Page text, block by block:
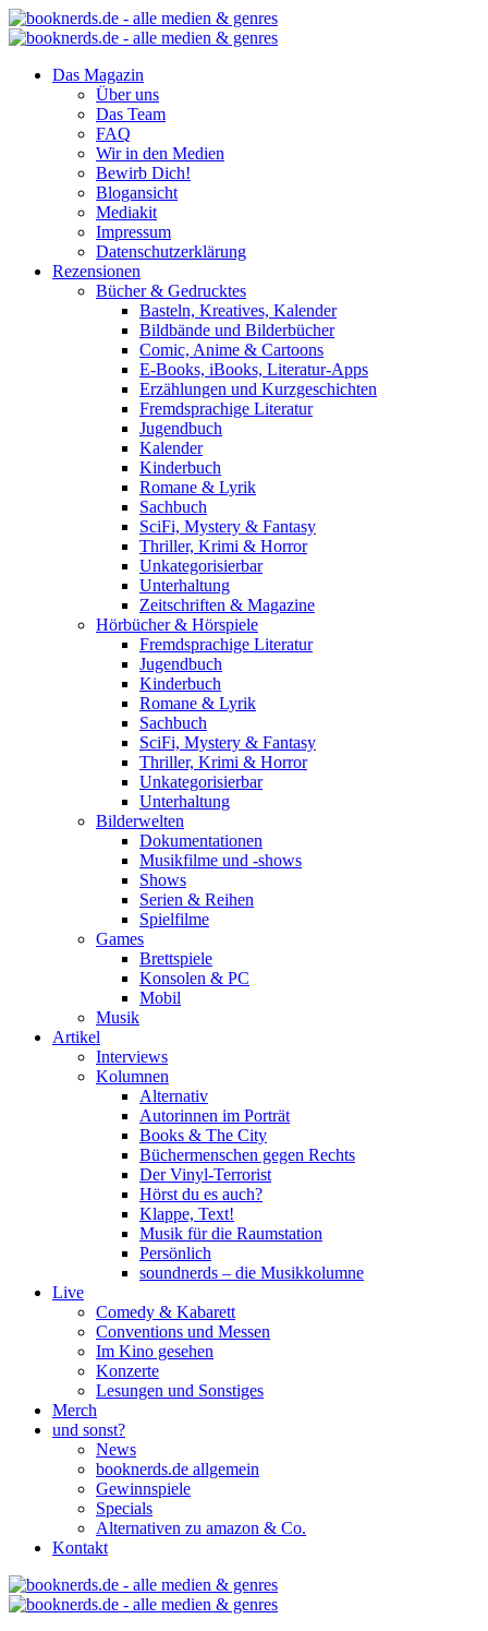
Das Magazin
Über uns
Das Team
FAQ
Wir in den Medien
Bewirb Dich!
Blogansicht
Mediakit
Impressum
Datenschutzerklärung
Rezensionen
Bücher & Gedrucktes
Basteln, Kreatives, Kalender
Bildbände und Bilderbücher
Comic, Anime & Cartoons
E-Books, iBooks, Literatur-Apps
Erzählungen und Kurzgeschichten
Fremdsprachige Literatur
Jugendbuch
Kalender
Kinderbuch
Romane & Lyrik
Sachbuch
SciFi, Mystery & Fantasy
Thriller, Krimi & Horror
Unkategorisierbar
Unterhaltung
Zeitschriften & Magazine
Hörbücher & Hörspiele
Fremdsprachige Literatur
Jugendbuch
Kinderbuch
Romane & Lyrik
Sachbuch
SciFi, Mystery & Fantasy
Thriller, Krimi & Horror
Unkategorisierbar
Unterhaltung
Bilderwelten
Dokumentationen
Musikfilme und -shows
Shows
Serien & Reihen
Spielfilme
Games
Brettspiele
Konsolen & PC
Mobil
Musik
Artikel
Interviews
Kolumnen
Alternativ
Autorinnen im Porträt
Books & The City
Büchermenschen gegen Rechts
Der Vinyl-Terrorist
Hörst du es auch?
Klappe, Text!
Musik für die Raumstation
Persönlich
soundnerds – die Musikkolumne
Live
Comedy & Kabarett
Conventions und Messen
Im Kino gesehen
Konzerte
Lesungen und Sonstiges
Merch
und sonst?
News
booknerds.de allgemein
Gewinnspiele
Specials
Alternativen zu amazon & Co.
Kontakt